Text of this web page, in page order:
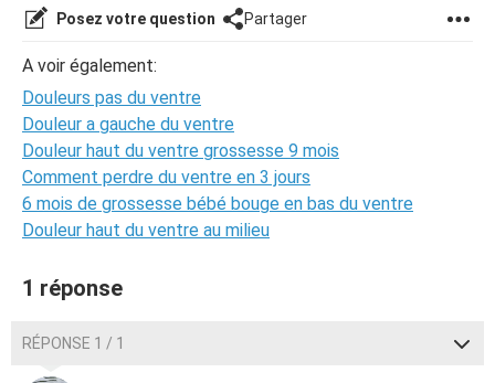
Posez votre question Partager
A voir également:
Douleurs pas du ventre
Douleur a gauche du ventre
Douleur haut du ventre grossesse 9 mois
Comment perdre du ventre en 3 jours
6 mois de grossesse bébé bouge en bas du ventre
Douleur haut du ventre au milieu
1 réponse
RÉPONSE 1 / 1